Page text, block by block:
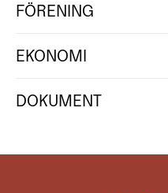
FÖRENING
EKONOMI
DOKUMENT